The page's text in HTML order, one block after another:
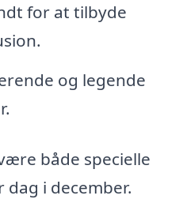
for at tilbyde
og legende
både specielle
dag i december.